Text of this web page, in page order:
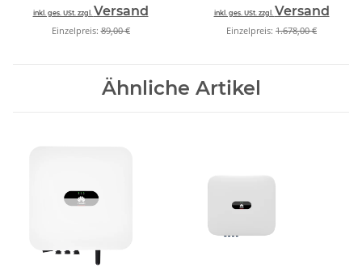
inkl. ges. USt. zzgl. Versand
Einzelpreis:89,00 €
inkl. ges. USt. zzgl. Versand
Einzelpreis: 1.678,00 €
Ähnliche Artikel